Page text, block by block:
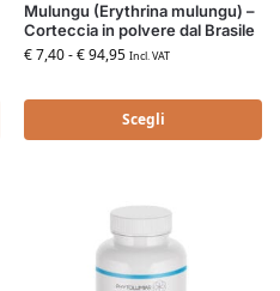
Mulungu (Erythrina mulungu) –
Corteccia in polvere dal Brasile
€7,40-€94,95 Incl. VAT
Scegli